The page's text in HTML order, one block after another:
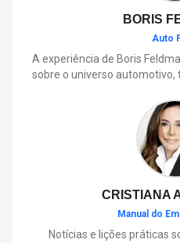
BORIS
Auto
A experiência de Boris
sobre o universo automotivo,
que envolve o dia a
CRISTIANA
Manual do
Notícias e lições práticas